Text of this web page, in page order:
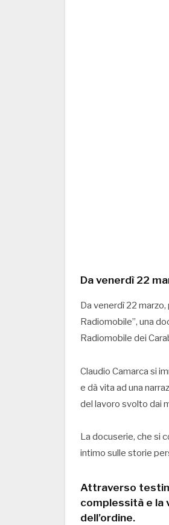
Da venerdì 22
Da venerdì 22
Radiomobile”, una
Radiomobile dei
Claudio Camarca si
e dà vita ad una
del lavoro svolto dai
La docuserie, che si
intimo sulle storie
Attraverso
complessità e la
dell’ordine.